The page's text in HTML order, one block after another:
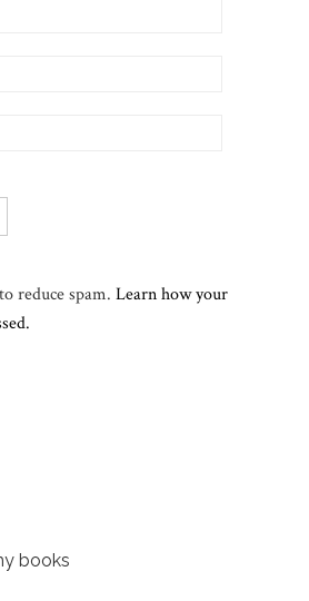
reduce spam.Learn how your
books